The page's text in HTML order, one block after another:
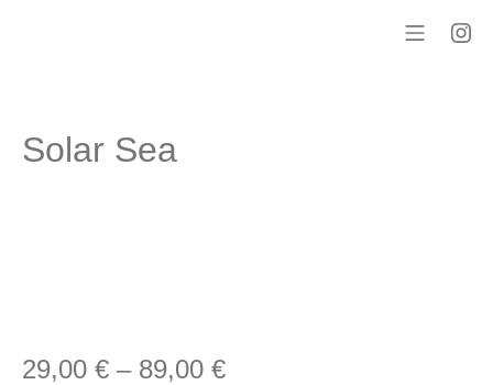
Manuel Schmidt – Fotografie
Mobile
Solar Sea
29,00 € – 89,00 €Preisspanne: